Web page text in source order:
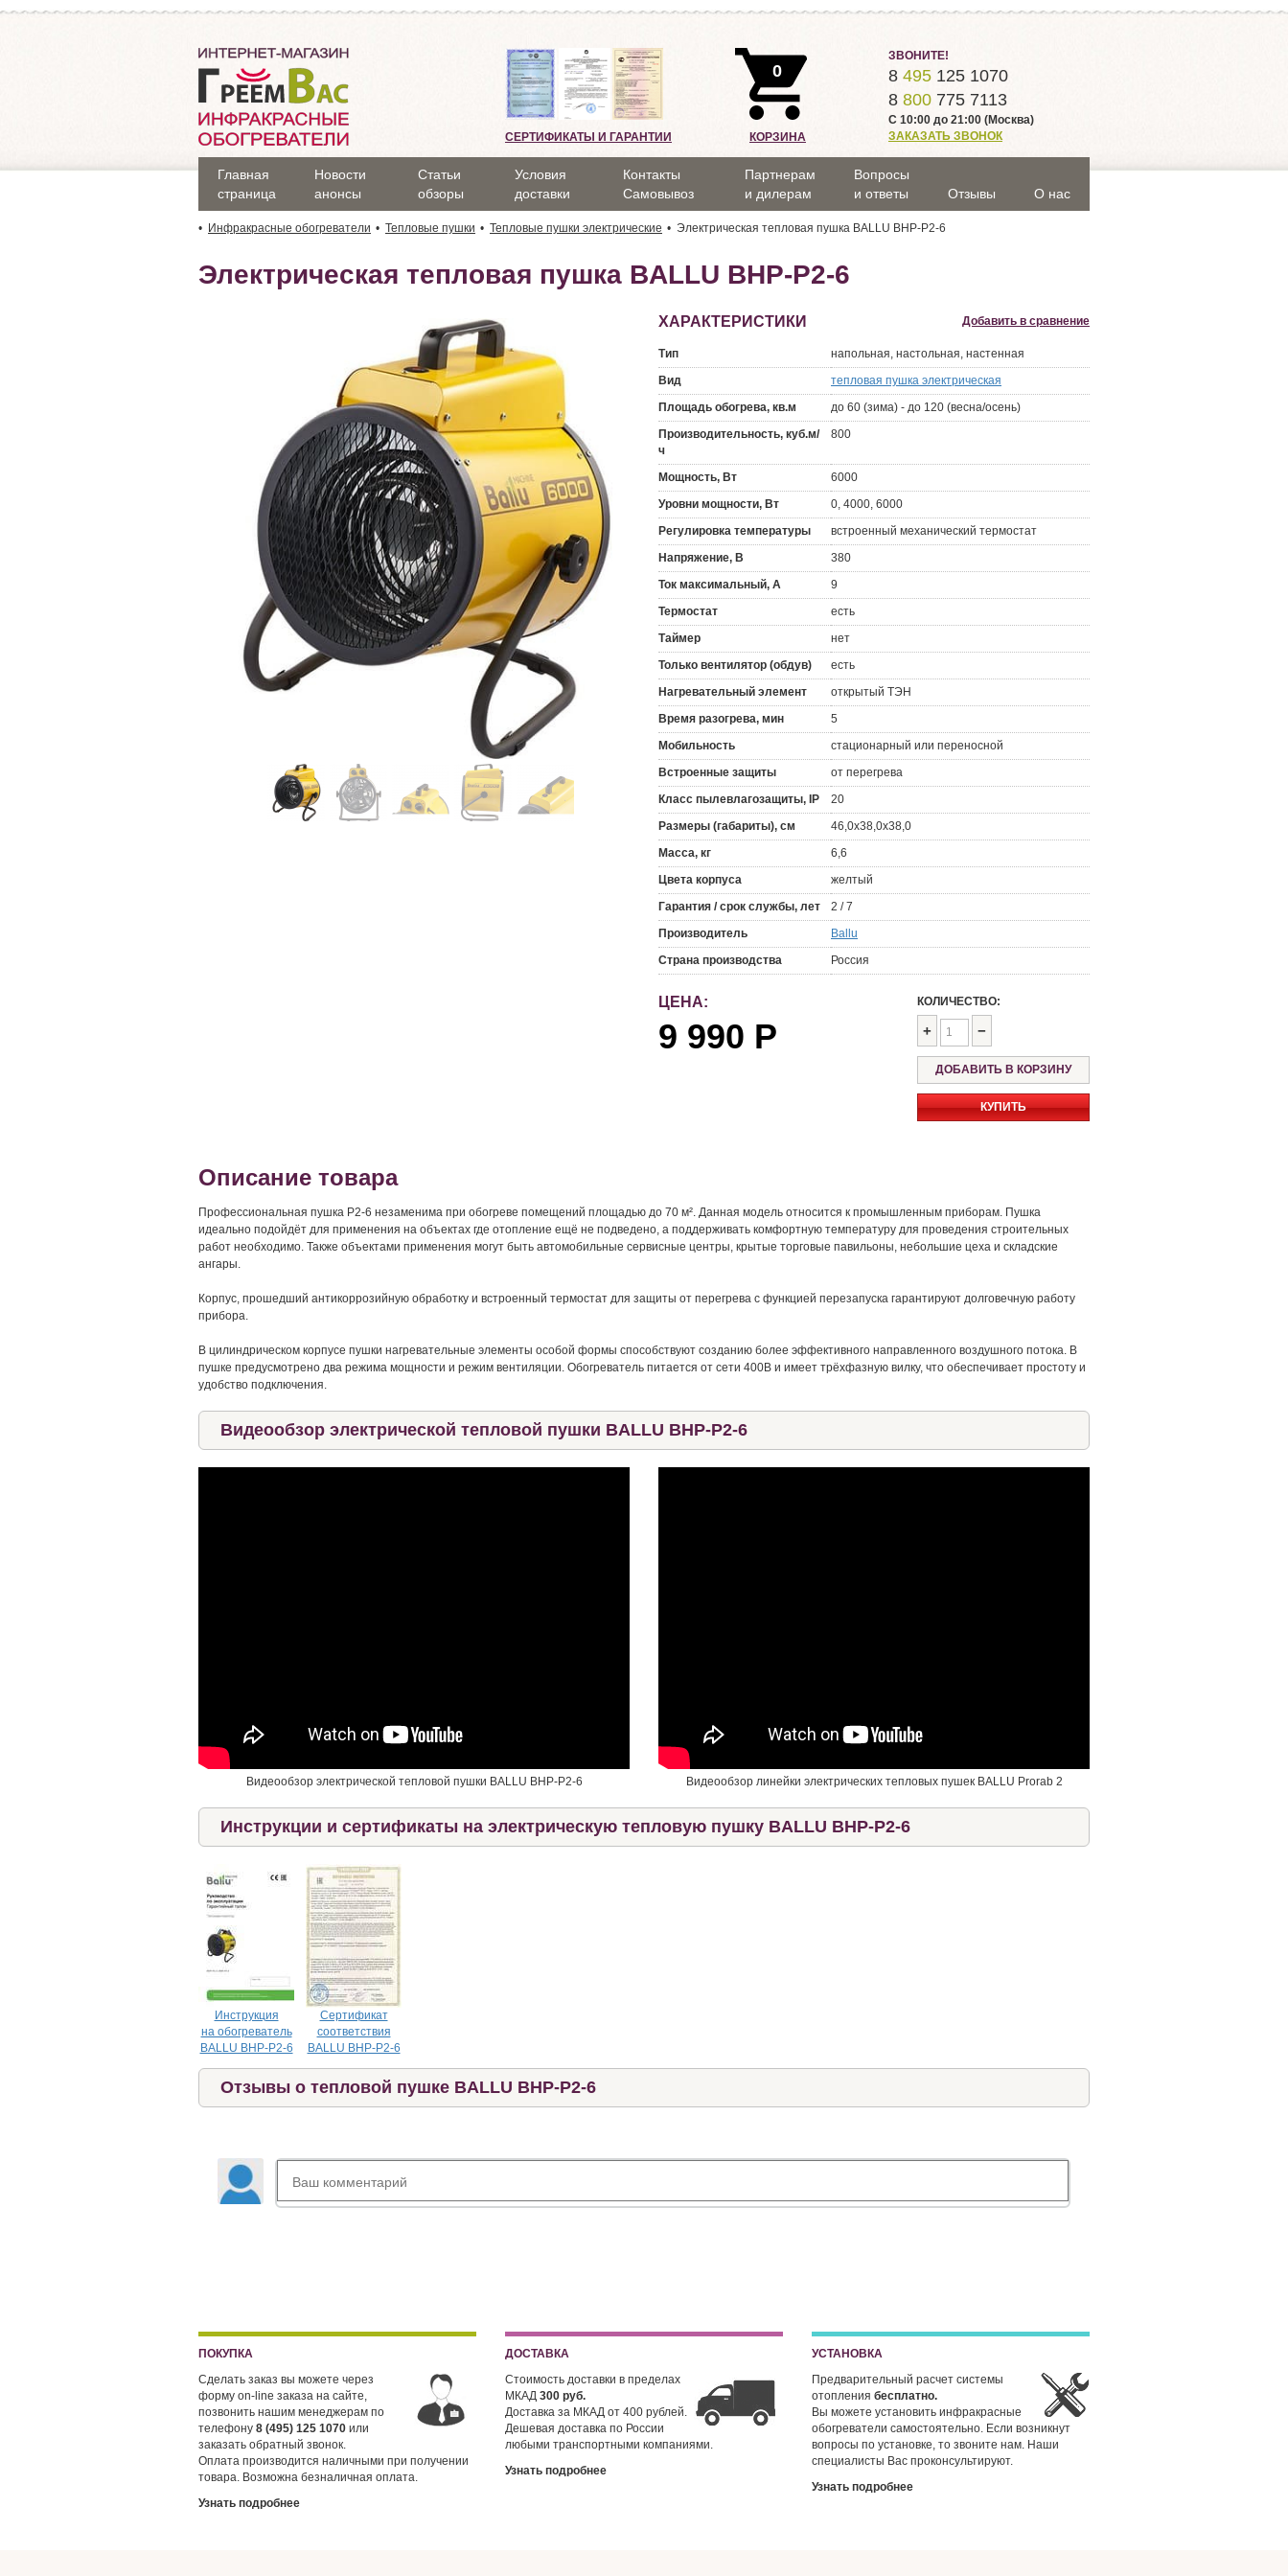
СЕРТИФИКАТЫ И ГАРАНТИИ
ЗВОНИТЕ!
8 495125 1070
8 800775 7113
С 10:00 до 21:00 (Москва)
ЗАКАЗАТЬ ЗВОНОК
0
КОРЗИНА
Главная
страница
Новости
анонсы
Статьи
обзоры
Условия
доставки
Контакты
Самовывоз
Партнерам
и дилерам
Вопросы
и ответы
Отзывы О нас
Инфракрасные обогреватели Тепловые пушки Тепловые пушки электрические Электрическая тепловая пушка BALLU BHP-P2-6
Электрическая тепловая пушка BALLU BHP-P2-6
ХАРАКТЕРИСТИКИ Добавить в сравнение
Тип
напольная, настольная, настенная
Вид
тепловая пушка электрическая
Площадь обогрева, кв.м
до 60 (зима) - до 120 (весна/осень)
Производительность, куб.м/
ч
800
Мощность, Вт
6000
Уровни мощности, Вт
0, 4000, 6000
Регулировка температуры
встроенный механический термостат
Напряжение, В
380
Ток максимальный, А
9
Термостат
есть
Таймер
нет
Только вентилятор (обдув)
есть
Нагревательный элемент
открытый ТЭН
Время разогрева, мин
5
Мобильность
стационарный или переносной
Встроенные защиты
от перегрева
Класс пылевлагозащиты, IP
20
Размеры (габариты), см
46,0x38,0x38,0
Масса, кг
6,6
Цвета корпуса
желтый
Гарантия / срок службы, лет
2 / 7
Производитель
Ballu
Страна производства
Россия
ЦЕНА:
9 990 Р
КОЛИЧЕСТВО:
+ −
КУПИТЬ
Описание товара
Профессиональная пушка P2-6 незаменима при обогреве помещений площадью до 70 м². Данная модель относится к промышленным приборам. Пушка
идеально подойдёт для применения на объектах где отопление ещё не подведено, а поддерживать комфортную температуру для проведения строительных
работ необходимо. Также объектами применения могут быть автомобильные сервисные центры, крытые торговые павильоны, небольшие цеха и складские
ангары.
Корпус, прошедший антикоррозийную обработку и встроенный термостат для защиты от перегрева с функцией перезапуска гарантируют долговечную работу
прибора.
В цилиндрическом корпусе пушки нагревательные элементы особой формы способствуют созданию более эффективного направленного воздушного потока. В
пушке предусмотрено два режима мощности и режим вентиляции. Обогреватель питается от сети 400В и имеет трёхфазную вилку, что обеспечивает простоту и
удобство подключения.
Видеообзор электрической тепловой пушки BALLU BHP-P2-6
Видеообзор электрической тепловой пушки BALLU BHP-P2-6 Видеообзор линейки электрических тепловых пушек BALLU Prorab 2
Инструкции и сертификаты на электрическую тепловую пушку BALLU BHP-P2-6
Инструкция
на обогреватель
BALLU BHP-P2-6
Сертификат
соответствия
BALLU BHP-P2-6
Отзывы о тепловой пушке BALLU BHP-P2-6
ПОКУПКА
Сделать заказ вы можете через
форму on-line заказа на сайте,
позвонить нашим менеджерам по
телефону 8 (495) 125 1070 или
заказать обратный звонок.
Оплата производится наличными при получении
товара. Возможна безналичная оплата.
Узнать подробнее
ДОСТАВКА
Стоимость доставки в пределах
МКАД 300 руб.
Доставка за МКАД от 400 рублей.
Дешевая доставка по России
любыми транспортными компаниями.
Узнать подробнее
УСТАНОВКА
Предварительный расчет системы
отопления бесплатно.
Вы можете установить инфракрасные
обогреватели самостоятельно. Если возникнут
вопросы по установке, то звоните нам. Наши
специалисты Вас проконсультируют.
Узнать подробнее